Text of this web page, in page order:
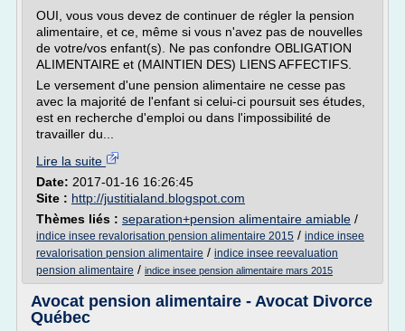
OUI, vous vous devez de continuer de régler la pension
alimentaire, et ce, même si vous n'avez pas de nouvelles
de votre/vos enfant(s). Ne pas confondre OBLIGATION
ALIMENTAIRE et (MAINTIEN DES) LIENS AFFECTIFS.
Le versement d'une pension alimentaire ne cesse pas
avec la majorité de l'enfant si celui-ci poursuit ses études,
est en recherche d'emploi ou dans l'impossibilité de
travailler du...
Lire la suite
Date: 2017-01-16 16:26:45
Site : http://justitialand.blogspot.com
Thèmes liés : separation+pension alimentaire amiable /
indice insee revalorisation pension alimentaire 2015 / indice insee
revalorisation pension alimentaire / indice insee reevaluation
pension alimentaire / indice insee pension alimentaire mars 2015
Avocat pension alimentaire - Avocat Divorce
Québec